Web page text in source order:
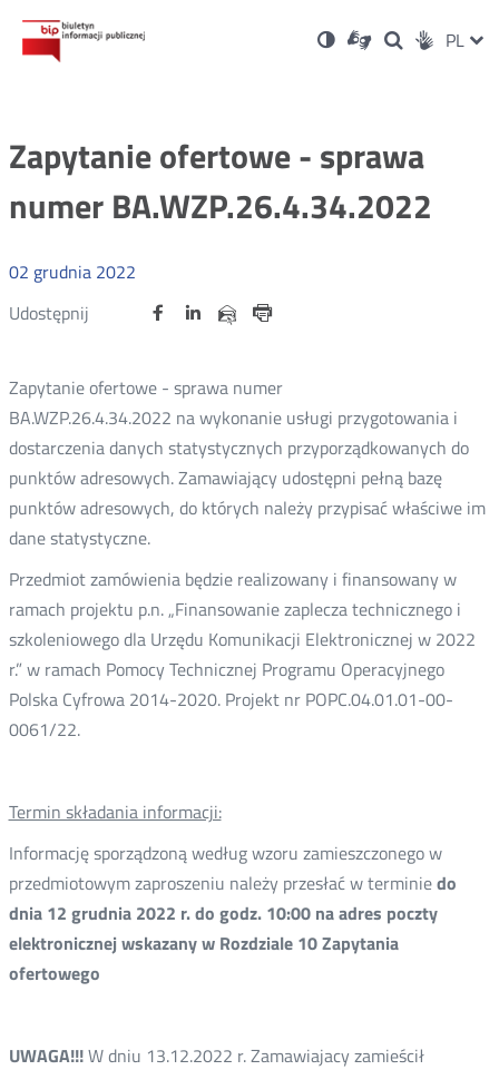
Ustawienia
Wersja
kontrastowa
Dla
niesłyszących
OtwórzOtwórz
w
Otwórz
w
Social PL
Zapytanie ofertowe - sprawa
numer BA.WZP.26.4.34.2022
02 grudnia 2022
Udostępnij
Udostępnij
Otwórz Udostępnij
na
OtwórzUdostępnij
na
OtwórzUdostępnij
przez
Zapytanie ofertowe - sprawa numer
BA.WZP.26.4.34.2022 na wykonanie usługi przygotowania i
dostarczenia danych statystycznych przyporządkowanych do
punktów adresowych. Zamawiający udostępni pełną bazę
punktów adresowych, do których należy przypisać właściwe im
dane statystyczne.
Przedmiot zamówienia będzie realizowany i finansowany w
ramach projektu p.n. „Finansowanie zaplecza technicznego i
szkoleniowego dla Urzędu Komunikacji Elektronicznej w 2022
r.” w ramach Pomocy Technicznej Programu Operacyjnego
Polska Cyfrowa 2014-2020. Projekt nr POPC.04.01.01-00-
0061/22.
Termin składania informacji:
Informację sporządzoną według wzoru zamieszczonego w
przedmiotowym zaproszeniu należy przesłać w terminiedo
dnia 12 grudnia 2022 r. do godz. 10:00 na adres poczty
elektronicznej wskazany w Rozdziale 10 Zapytania
ofertowego
UWAGA!!!W dniu 13.12.2022 r. Zamawiajacy zamieścił